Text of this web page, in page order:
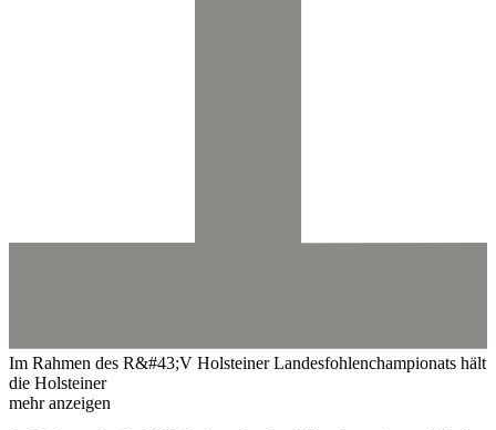
Im Rahmen des R&#43;V Holsteiner Landesfohlenchampionats hält
die Holsteiner
mehr anzeigen